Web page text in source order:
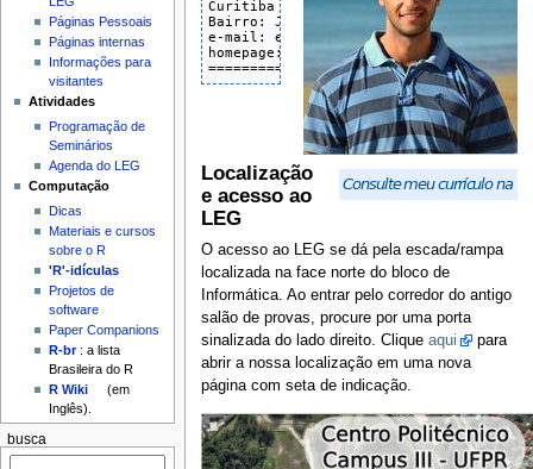
Curitiba - PR
Bairro: Jardim das Américas
e-mail: e.ferreira@ufpr.br
homepage: http://www.leg.ufpr.br/
Localização
e acesso ao
LEG
O acesso ao LEG se dá pela escada/rampa
localizada na face norte do bloco de
Informática. Ao entrar pelo corredor do antigo
salão de provas, procure por uma porta
sinalizada do lado direito. Clique aqui
para
abrir a nossa localização em uma nova
página com seta de indicação.
Páginas Pessoais
Páginas internas
Informações para
visitantes
Atividades
Programação de
Seminários
Agenda do LEG
Computação
Dicas
Materiais e cursos
sobre o R
'R'-idículas
Projetos de
software
Paper Companions
R-br: a lista
Brasileira do R
R Wiki
(em
Inglês).
busca